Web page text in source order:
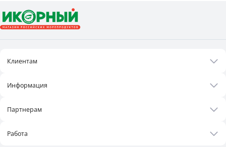
Клиентам
Бонусная программа
Информация
Статьи
Партнерам
Работа